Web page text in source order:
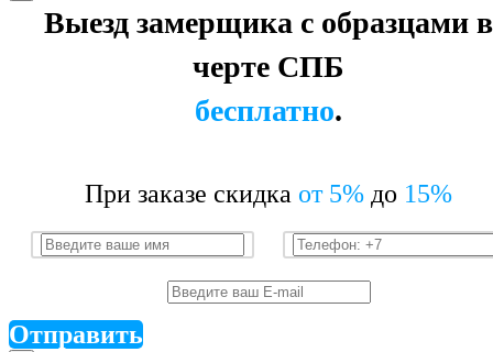
Выезд замерщика с образцами в
черте СПБ
бесплатно.
При заказе скидка от 5% до 15%
Отправить